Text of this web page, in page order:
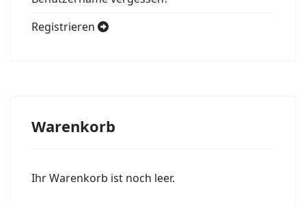
Registrieren
Warenkorb
Ihr Warenkorb ist noch leer.